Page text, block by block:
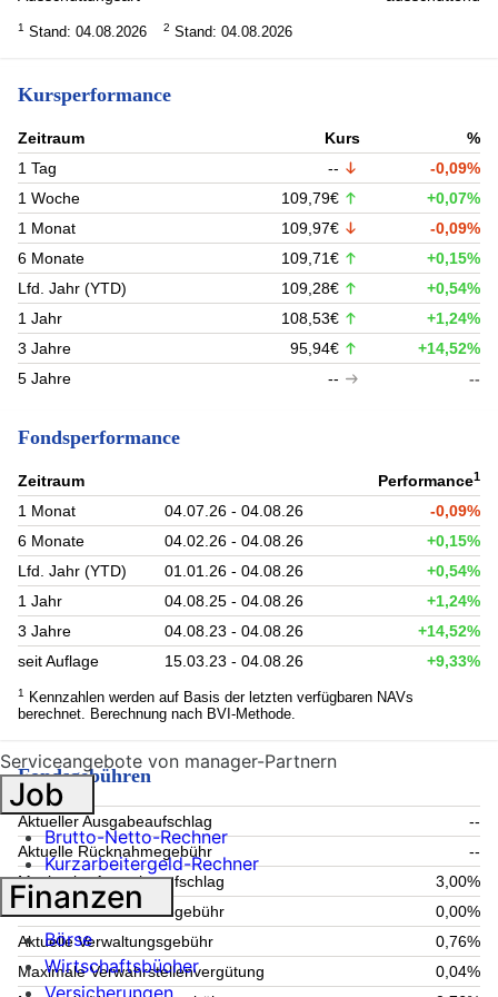
1 Stand: 04.08.2026 2 Stand: 04.08.2026
Kursperformance
Zeitraum Kurs
%
1 Tag
--
-0,09%
1 Woche
109,79€
+0,07%
1 Monat
109,97€
-0,09%
6 Monate
109,71€
+0,15%
Lfd. Jahr (YTD)
109,28€
+0,54%
1 Jahr
108,53€
+1,24%
3 Jahre
95,94€
+14,52%
5 Jahre
-- --
Fondsperformance
Zeitraum Performance1
1 Monat 04.07.26 - 04.08.26
-0,09%
6 Monate
04.02.26 - 04.08.26
+0,15%
Lfd. Jahr (YTD)
01.01.26 - 04.08.26
+0,54%
1 Jahr
04.08.25 - 04.08.26
+1,24%
3 Jahre
04.08.23 - 04.08.26
+14,52%
seit Auflage
15.03.23 - 04.08.26 +9,33%
1
Kennzahlen werden auf Basis der letzten verfügbaren NAVs
berechnet. Berechnung nach BVI-Methode.
Fondsgebühren
Aktueller Ausgabeaufschlag
--
Aktuelle Rücknahmegebühr
--
Maximaler Ausgabeaufschlag
3,00%
Maximale Rücknahmegebühr
0,00%
Aktuelle Verwaltungsgebühr
0,76%
Maximale Verwahrstellenvergütung
0,04%
Serviceangebote von manager-Partnern
Job
Brutto-Netto-Rechner
Kurzarbeitergeld-Rechner
Finanzen
Börse
Wirtschaftsbücher
Versicherungen